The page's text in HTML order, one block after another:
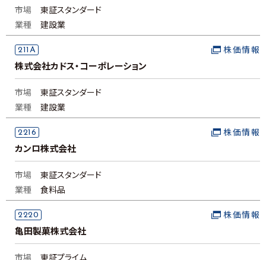
市場
東証スタンダード
業種
建設業
211A
株式会社カドス・コーポレーション
株価情報
市場
東証スタンダード
業種
建設業
2216
カンロ株式会社
株価情報
市場
東証スタンダード
業種
食料品
2220
亀田製菓株式会社
株価情報